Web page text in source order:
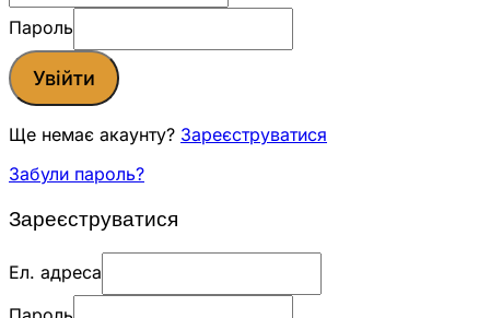
Пароль
Увійти
Ще немає акаунту? Зареєструватися
Забули пароль?
Зареєструватися
Ел. адреса